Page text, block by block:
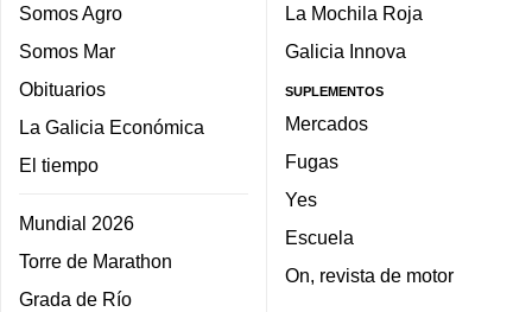
Somos Agro
Somos Mar
Obituarios
La Galicia Económica
El tiempo
Mundial 2026
Torre de Marathon
Grada de Río
La Mochila Roja
Galicia Innova
SUPLEMENTOS
Mercados
Fugas
Yes
Escuela
On, revista de motor